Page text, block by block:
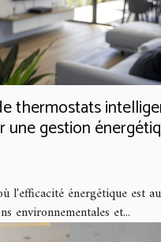
thermostats
une gestion
l'efficacité énergétique est
environnementales et...